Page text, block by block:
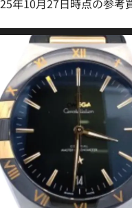
年10月27日時点の参考